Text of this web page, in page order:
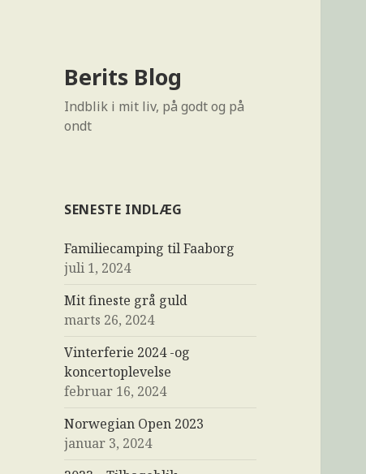
Berits Blog
Indblik i mit liv, på godt og på
ondt
SENESTE INDLÆG
Familiecamping til Faaborg
juli 1, 2024
Mit fineste grå guld
marts 26, 2024
Vinterferie 2024 -og
koncertoplevelse
februar 16, 2024
Norwegian Open 2023
januar 3, 2024